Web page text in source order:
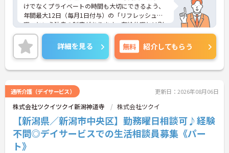
当が支給されるほか、退職金制度（勤続3年以上）
や自己啓発支援制度も完備されており、長期的な生
活設計を描きやすい環境です。
けでなくプライベートの時間も大切にできるよう、
年間最大12日（毎月1日付与）の「リフレッシュ休
暇」という独自の制度があります。有給休暇とは別
に付与されるため、これらを組み合わせて連休を取
得し、旅行や趣味を楽しむスタッフも多くいます。
＜多彩なキャリアパス！あなたの挑戦を応援します
＞全国に事業を展開する大手企業の同社だからこ
そ、描けるキャリアは無限大です。管理職を目指す
目標に合わせた成長を会社がバックアップします。
資格取得支援制度や研修制度も充実しており、働き
ながらスキルアップが可能。また、希望があれば異
なるサービス種別へのキャリアチェンジにも挑戦で
きます。
詳細を見る 無料 紹介してもらう
通所介護（デイサービス） 更新日：2026年08月06日
株式会社ツクイツクイ新潟神道寺 株式会社ツクイ
【新潟県／新潟市中央区】勤務曜日相談可♪経験
不問◎デイサービスでの生活相談員募集《パー
ト》